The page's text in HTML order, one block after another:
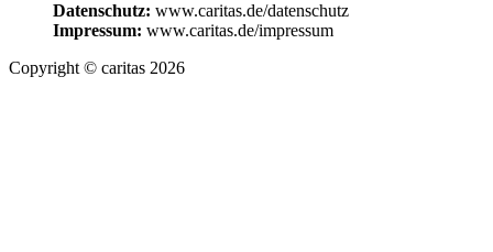
Datenschutz: www.caritas.de/datenschutz
Impressum: www.caritas.de/impressum
Copyright © caritas 2026